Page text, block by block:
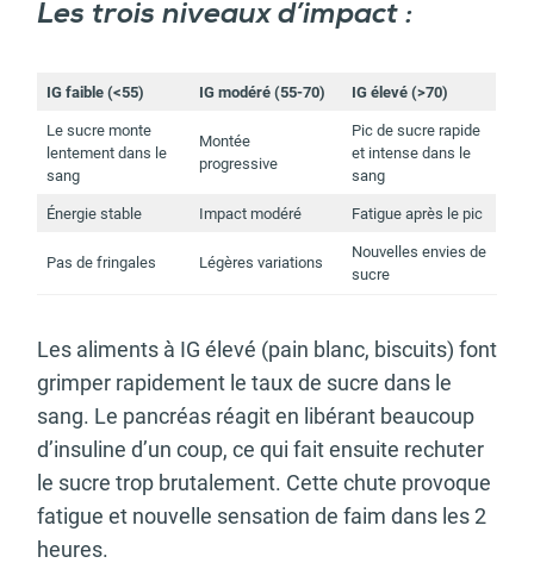
Les trois niveaux d’impact :
IG faible (<55) IG modéré (55-70) IG élevé (>70)
Le sucre monte
lentement dans le
sang
Montée
progressive
Pic de sucre rapide
et intense dans le
sang
Énergie stable Impact modéré Fatigue après le pic
Pas de fringales Légères variations
Nouvelles envies de
sucre
Les aliments à IG élevé (pain blanc, biscuits) font
grimper rapidement le taux de sucre dans le
sang. Le pancréas réagit en libérant beaucoup
d’insuline d’un coup, ce qui fait ensuite rechuter
le sucre trop brutalement. Cette chute provoque
fatigue et nouvelle sensation de faim dans les 2
heures.